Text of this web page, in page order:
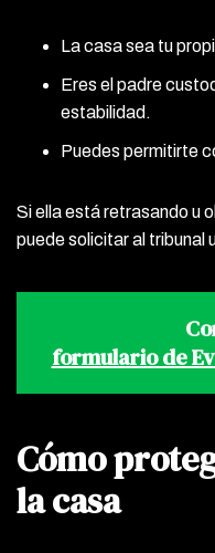
La casa sea tu
Eres el padre
estabilidad.
Puedes permitirte
Si ella está retrasando u
puede solicitar al tribunal
formulario de
Cómo
la casa